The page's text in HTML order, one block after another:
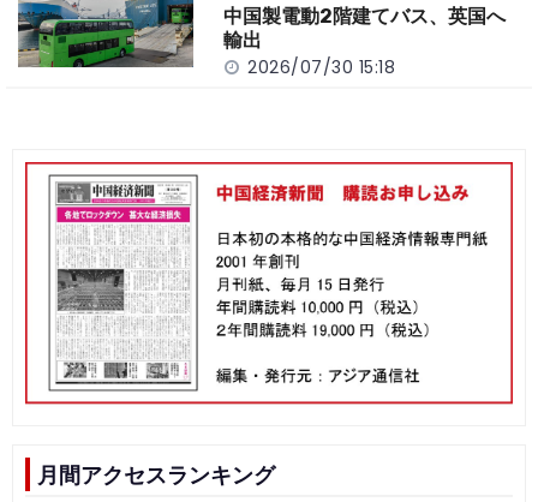
中国製電動2階建てバス、英国へ
輸出
2026/07/30 15:18
月間アクセスランキング